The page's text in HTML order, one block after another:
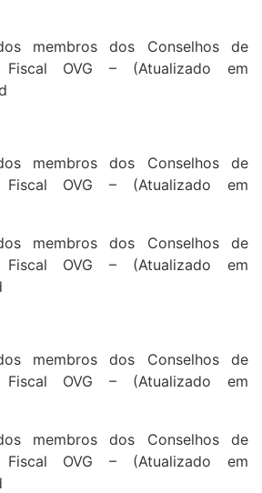
membros dos Conselhos de
Fiscal OVG – (Atualizado em
membros dos Conselhos de
Fiscal OVG – (Atualizado em
membros dos Conselhos de
Fiscal OVG – (Atualizado em
membros dos Conselhos de
Fiscal OVG – (Atualizado em
membros dos Conselhos de
Fiscal OVG – (Atualizado em